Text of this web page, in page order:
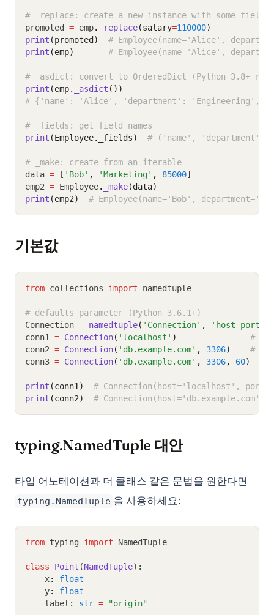
# _replace: create a new instance with some fields
promoted = emp. _replace(salary=110000)
print (promoted)
# Employee(name='Alice',
print (emp) # Employee(name='Alice',
# _asdict: convert to OrderedDict (Python 3.8+
print (emp. _asdict ())
# {'name': 'Alice', 'department': 'Engineering',
# _fields: get field names
print (Employee._fields) # ('name', 'department',
# _make: create from an iterable
data = [ 'Bob' , 'Marketing' , 85000]
emp2 = Employee. _make(data)
print (emp2) # Employee(name='Bob',
기본값
from collections import namedtuple
# defaults parameter (Python 3.6.1+)
Connection = namedtuple( 'Connection' ,
'host port
conn1 = Connection( 'localhost' )
#
conn2 = Connection( 'db.example.com' , 3306)
#
conn3 = Connection( 'db.example.com' , 3306, 60)
print (conn1)
# Connection(host='localhost',
print (conn2) # Connection(host='db.example.com',
typing.NamedTuple 대안
타입 어노테이션과 더 클래스 같은 문법을 원한다면
typing.NamedTuple 을 사용하세요:
from typing import NamedTuple
class Point (NamedTuple):
    x
:
float
    y
:
float
    label
: str = "origin"